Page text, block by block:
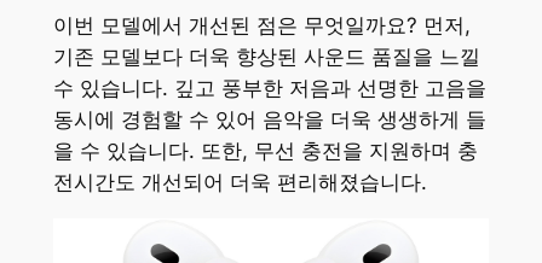
이번 모델에서 개선된 점은 무엇일까요? 먼저,
기존 모델보다 더욱 향상된 사운드 품질을 느낄
수 있습니다. 깊고 풍부한 저음과 선명한 고음을
동시에 경험할 수 있어 음악을 더욱 생생하게 들
을 수 있습니다. 또한, 무선 충전을 지원하며 충
전시간도 개선되어 더욱 편리해졌습니다.